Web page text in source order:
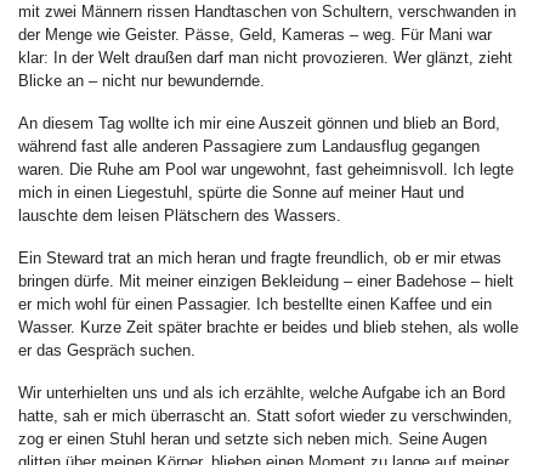
mit zwei Männern rissen Handtaschen von Schultern, verschwanden in
der Menge wie Geister. Pässe, Geld, Kameras – weg. Für Mani war
klar: In der Welt draußen darf man nicht provozieren. Wer glänzt, zieht
Blicke an – nicht nur bewundernde.
An diesem Tag wollte ich mir eine Auszeit gönnen und blieb an Bord,
während fast alle anderen Passagiere zum Landausflug gegangen
waren. Die Ruhe am Pool war ungewohnt, fast geheimnisvoll. Ich legte
mich in einen Liegestuhl, spürte die Sonne auf meiner Haut und
lauschte dem leisen Plätschern des Wassers.
Ein Steward trat an mich heran und fragte freundlich, ob er mir etwas
bringen dürfe. Mit meiner einzigen Bekleidung – einer Badehose – hielt
er mich wohl für einen Passagier. Ich bestellte einen Kaffee und ein
Wasser. Kurze Zeit später brachte er beides und blieb stehen, als wolle
er das Gespräch suchen.
Wir unterhielten uns und als ich erzählte, welche Aufgabe ich an Bord
hatte, sah er mich überrascht an. Statt sofort wieder zu verschwinden,
zog er einen Stuhl heran und setzte sich neben mich. Seine Augen